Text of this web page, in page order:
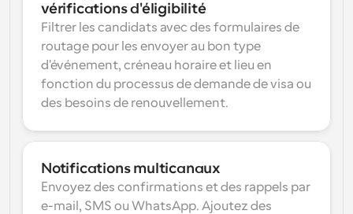
vérifications d'éligibilité
Filtrer les candidats avec des formulaires de
routage pour les envoyer au bon type
d'événement, créneau horaire et lieu en
fonction du processus de demande de visa ou
des besoins de renouvellement.
Notifications multicanaux
Envoyez des confirmations et des rappels par
e-mail, SMS ou WhatsApp. Ajoutez des